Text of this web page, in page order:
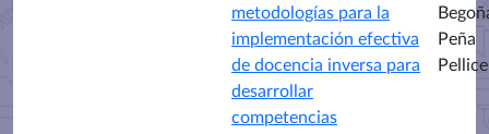
metodologías para la
implementación efectiva
de docencia inversa para
desarrollar
competencias
Peña